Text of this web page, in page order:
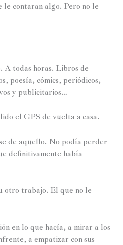
le contaran algo. Pero no le
A todas horas. Libros de
poesía, cómics, periódicos,
y publicitarios…
el GPS de vuelta a casa.
de aquello. No podía perder
definitivamente había
otro trabajo. El que no le
en lo que hacía, a mirar a los
a empatizar con sus